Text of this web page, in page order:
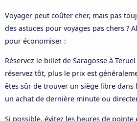
Voyager peut coûter cher, mais pas
des astuces pour voyages pas chers ?
pour économiser :
Réservez le billet de Saragosse à
réservez tôt, plus le prix est
êtes sûr de trouver un siège libre dans
un achat de dernière minute ou
Si possible, évitez les heures de